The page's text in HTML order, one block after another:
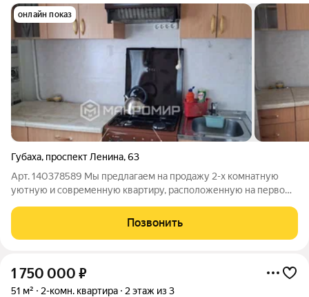
онлайн показ
Губаха, проспект Ленина,63
Арт. 140378589 Мы предлагаем на продажу 2-х комнатную
уютную и современную квартиру, расположенную на первом
подходит для тех, кто ценит комфорт, безопасность и близость
к городской
Позвонить
1 750 000 ₽
51 м² 2-комн. квартира 2 этаж из 3